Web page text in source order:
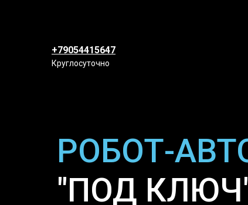
+79054415647
Круглосуточно
РОБОТ-
"ПОД